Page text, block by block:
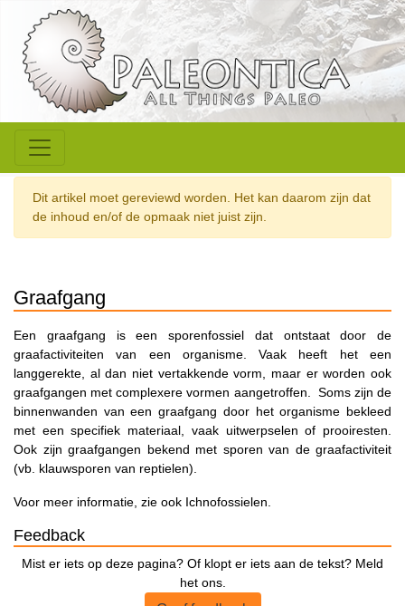
Dit artikel moet gereviewd worden. Het kan daarom zijn dat
de inhoud en/of de opmaak niet juist zijn.
Graafgang
Een graafgang is een sporenfossiel dat ontstaat door de
graafactiviteiten van een organisme. Vaak heeft het een
langgerekte, al dan niet vertakkende vorm, maar er worden ook
graafgangen met complexere vormen aangetroffen. Soms zijn de
binnenwanden van een graafgang door het organisme bekleed
met een specifiek materiaal, vaak uitwerpselen of prooiresten.
Ook zijn graafgangen bekend met sporen van de graafactiviteit
(vb. klauwsporen van reptielen).
Voor meer informatie, zie ook Ichnofossielen.
Feedback
Mist er iets op deze pagina? Of klopt er iets aan de tekst? Meld
het ons.